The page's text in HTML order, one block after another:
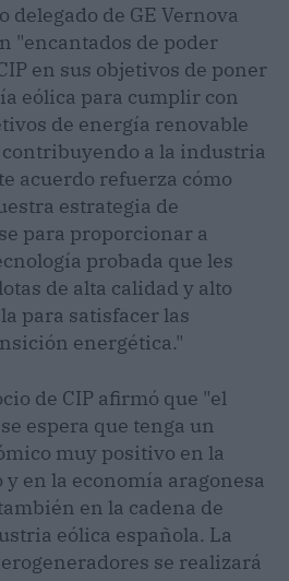
delegado de GE Vernova
"encantados de poder
en sus objetivos de poner
eólica para cumplir con
de energía renovable
contribuyendo a la industria
acuerdo refuerza cómo
estrategia de
para proporcionar a
probada que les
de alta calidad y alto
para satisfacer las
energética."
de CIP afirmó que "el
espera que tenga un
muy positivo en la
en la economía aragonesa
en la cadena de
eólica española. La
se realizará